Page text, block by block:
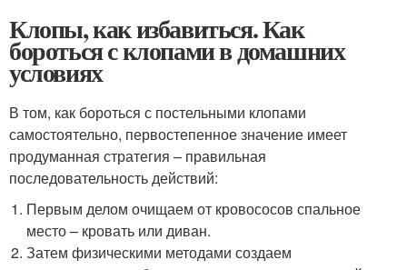
Клопы, как избавиться. Как
бороться с клопами в домашних
условиях
В том, как бороться с постельными клопами
самостоятельно, первостепенное значение имеет
продуманная стратегия – правильная
последовательность действий:
Первым делом очищаем от кровососов спальное
место – кровать или диван.
Затем физическими методами создаем